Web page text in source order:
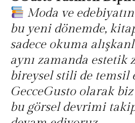
Moda ve
bu yeni dönemde,
sadece okuma
aynı zamanda estetik
bireysel stili de temsil
GecceGusto olarak
bu görsel devrimi